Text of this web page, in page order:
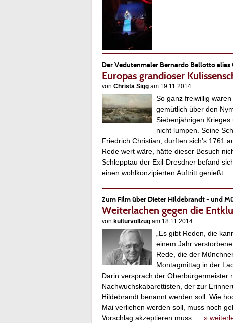
Der Vedutenmaler Bernardo Bellotto
Europas grandioser
von Christa Sigg am 19.11.2014
So ganz freiwillig
gemütlich über den
Siebenjährigen
nicht lumpen. Seine
Friedrich Christian, durften sich’s 1761
Rede wert wäre, hätte dieser Besuch
Schlepptau der Exil-Dresdner befand
einen wohlkonzipierten Auftritt genießt.
Zum Film über Dieter Hildebrandt - und
Weiterlachen gegen die
von kulturvollzug am 18.11.2014
„Es gibt Reden, die
einem Jahr
Rede, die der
Montagmittag in der
Darin versprach der Oberbürgermeister
Nachwuchskabarettisten, der zur
Hildebrandt benannt werden soll. Wie
Mai verliehen werden soll, muss noch
Vorschlag akzeptieren muss. »